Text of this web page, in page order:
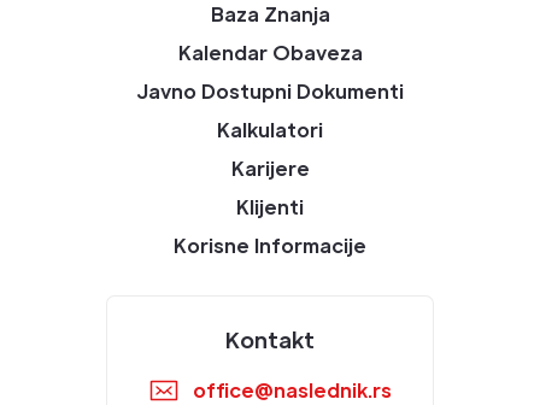
Baza Znanja
Kalendar Obaveza
Javno Dostupni Dokumenti
Kalkulatori
Karijere
Klijenti
Korisne Informacije
Kontakt
office@naslednik.rs